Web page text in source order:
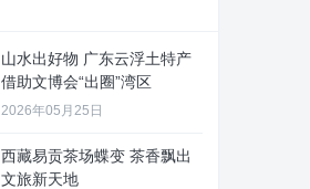
山水出好物 广东云浮土特产
借助文博会“出圈”湾区
2026年05月25日
西藏易贡茶场蝶变 茶香飘出
文旅新天地